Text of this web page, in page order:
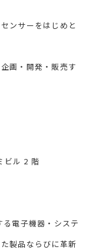
ンサーをはじめと
画・開発・販売す
ビル 2 階
電子機器・システ
製品ならびに革新